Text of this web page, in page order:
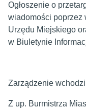
Ogłoszenie o
wiadomości poprzez
Urzędu Miejskiego
w Biuletynie
§
Zarządzenie
Z up. Burmistrza